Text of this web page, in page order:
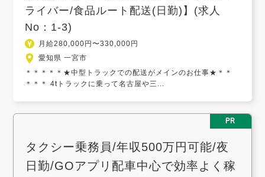
ライバー/食品ルート配送(日勤)】(求人
No：1-3)
月給280,000円〜330,000円
愛知県 一宮市
＊＊＊＊＊★中型トラックでの配送がメインのお仕事★＊＊
＊＊＊ 4tトラックに乗って名古屋や三...
PR
タクシー乗務員/年収500万円可能/夜
日勤/GOアプリ配車中心で効率よく稼